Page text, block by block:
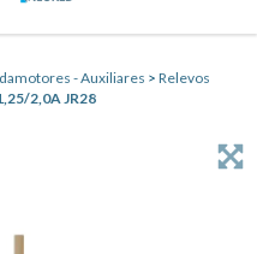
- Auxiliares > Relevos
2,0A JR28